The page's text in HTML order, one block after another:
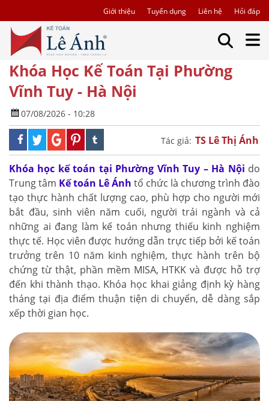
Giới thiệu Tuyển dụng Liên hệ Hỏi đáp
Khóa Học Kế Toán Tại Phường
Vĩnh Tuy - Hà Nội
07/08/2026 - 10:28
Tác giả: TS Lê Thị Ánh
Khóa học kế toán tại Phường Vĩnh Tuy – Hà Nội do
Trung tâm Kế toán Lê Ánh tổ chức là chương trình đào
tạo thực hành chất lượng cao, phù hợp cho người mới
bắt đầu, sinh viên năm cuối, người trái ngành và cả
những ai đang làm kế toán nhưng thiếu kinh nghiệm
thực tế. Học viên được hướng dẫn trực tiếp bởi kế toán
trưởng trên 10 năm kinh nghiệm, thực hành trên bộ
chứng từ thật, phần mềm MISA, HTKK và được hỗ trợ
đến khi thành thạo. Khóa học khai giảng định kỳ hàng
tháng tại địa điểm thuận tiện di chuyển, dễ dàng sắp
xếp thời gian học.